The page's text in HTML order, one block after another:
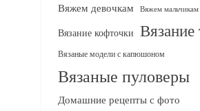
Вяжем девочкам Вяжем мальчикам
Вязание кофточки Вязание
Вязаные модели с капюшоном
Вязаные пуловеры
Домашние рецепты с фото